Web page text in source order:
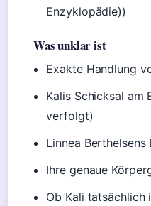
Enzyklopädie))
Was unklar ist
Exakte Handlung
Kalis Schicksal
verfolgt)
Linnea Berthelsens
Ihre genaue
Ob Kali